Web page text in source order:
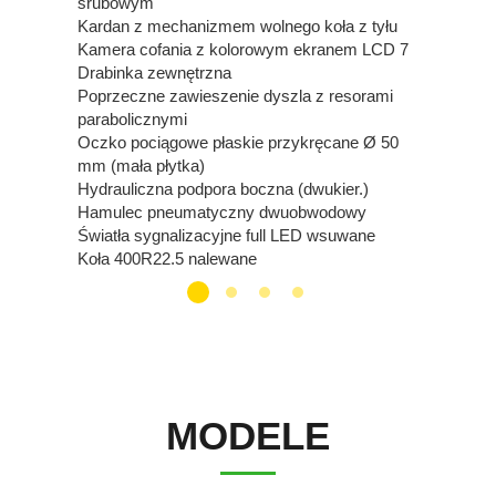
Kardan z mechanizmem wolnego koła z tyłu
Kamera cofania z kolorowym ekranem LCD 7
Drabinka zewnętrzna
Poprzeczne zawieszenie dyszla z resorami
parabolicznymi
Oczko pociągowe płaskie przykręcane Ø 50
mm (mała płytka)
Hydrauliczna podpora boczna (dwukier.)
Hamulec pneumatyczny dwuobwodowy
Światła sygnalizacyjne full LED wsuwane
Koła 400R22.5 nalewane
MODELE